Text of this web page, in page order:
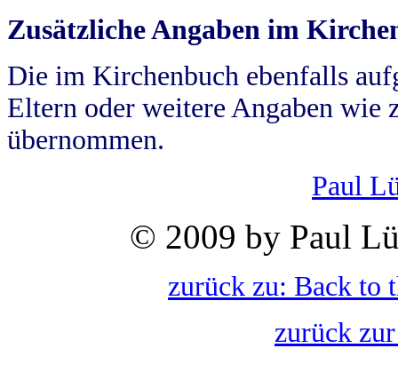
Zusätzliche Angaben im
Die im Kirchenbuch ebenfalls
Eltern oder weitere Angaben wie
übernommen.
Paul
© 2009 by Paul
zurück zu: Back to
zurück